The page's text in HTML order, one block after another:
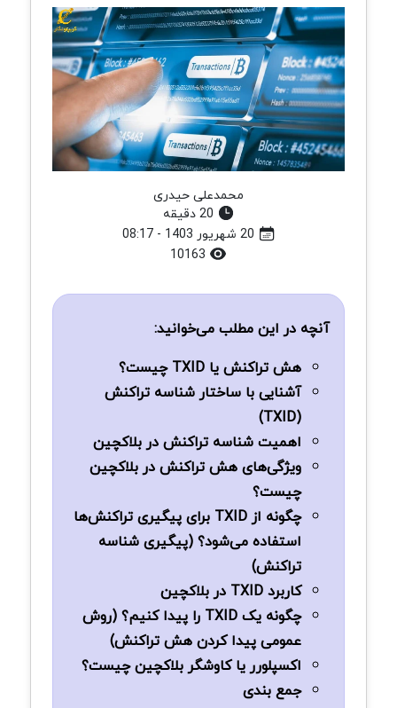
محمدعلی حیدری
آنچه در این مطلب می‌خوانید:
هش تراکنش یا TXID چیست؟
آشنایی با ساختار شناسه تراکنش
(TXID)
اهمیت شناسه تراکنش در بلاکچین
ویژگی‌های هش تراکنش در بلاکچین
چیست؟
چگونه از TXID برای پیگیری تراکنش‌ها
استفاده می‌شود؟ (پیگیری شناسه
تراکنش)
کاربرد TXID در بلاکچین
چگونه یک TXID را پیدا کنیم؟ (روش
عمومی پیدا کردن هش تراکنش)
اکسپلورر یا کاوشگر بلاکچین چیست؟
جمع بندی